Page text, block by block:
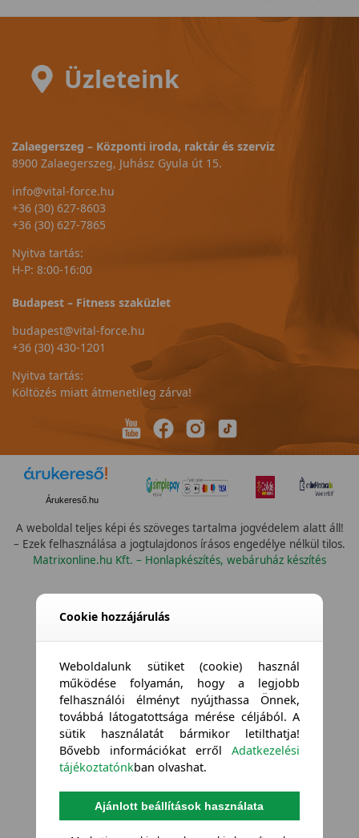
Üzleteink
Zalaegerszeg – Központi iroda, raktár és szerviz
8900 Zalaegerszeg, Juhász Gyula út 15.
info@vital-force.hu
+36 (30) 627-8603
+36 (30) 627-7865
Nyitva tartás:
H-P: 8:00-16:00
Budapest – Fitness szaküzlet
budapest@vital-force.hu
+36 (30) 430-1201
Nyitva tartás:
Költözés miatt átmenetileg zárva!
Árukereső.hu
A weboldal teljes képi és szöveges tartalma jogvédelem alatt áll!
– Ezek felhasználása a jogtulajdonos írásos engedélye nélkül tilos.
Matrixonline.hu Kft. – Honlapkészítés, webáruház készítés
Cookie hozzájárulás
Weboldalunk sütiket (cookie) használ
működése folyamán, hogy a legjobb
felhasználói élményt nyújthassa Önnek,
továbbá látogatottsága mérése céljából. A
sütik használatát bármikor letilthatja!
Bővebb információkat errőlAdatkezelési
tájékoztatónkban olvashat.
Ajánlott beállítások használata